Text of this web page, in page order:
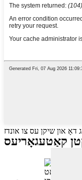
דאָ און שיקן עס צו אונדז
קאַטעגאָריעס